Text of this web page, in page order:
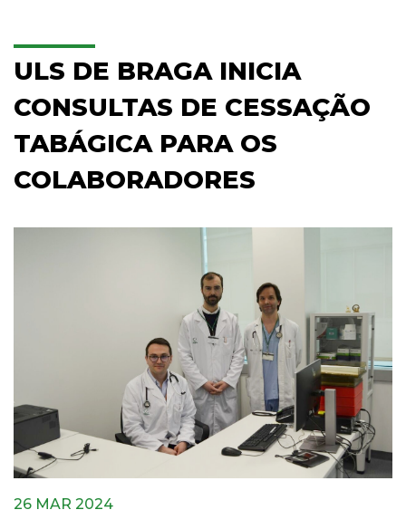
ULS DE BRAGA INICIA
CONSULTAS DE CESSAÇÃO
TABÁGICA PARA OS
COLABORADORES
26 MAR 2024